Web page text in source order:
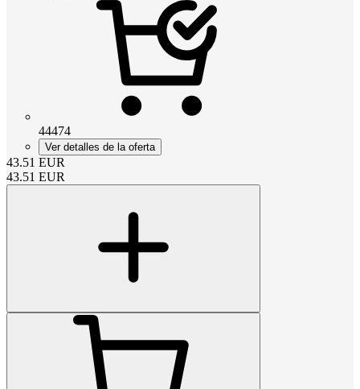
44474
Ver detalles de la oferta
43.51 EUR
43.51 EUR